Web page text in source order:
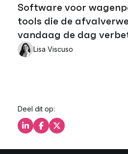
Software voor
tools die de
vandaag de dag
Lisa Viscuso
Deel dit op:
Deel dit op LinkedIn
Deel dit op Facebook
Deel dit op X